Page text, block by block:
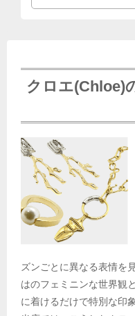
クロエ(Chloe)
ズンごとに異なる表情を
はのフェミニンな世界観
に着けるだけで特別な印